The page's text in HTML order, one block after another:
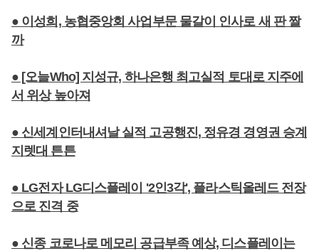
● 이성희, 농협중앙회 사업부문 물갈이 인사로 새 판 짤
까
● [오늘Who] 지성규, 하나은행 최고실적 토대로 지주에
서 위상 높아져
● 신세계인터내셔날 실적 고공행진, 정유경 경영권 승계
지렛대 튼튼
● LG전자 LG디스플레이 '2인3각', 플라스틱올레드 전장
으로 진격 중
● 신종 코로나로 메모리 공급부족 예상, 디스플레이는